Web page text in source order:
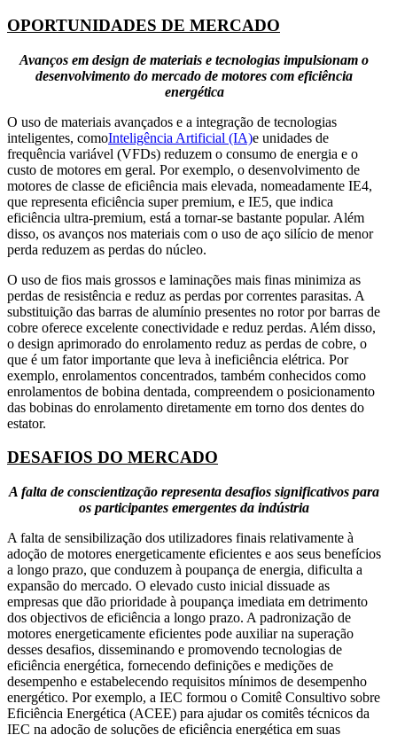
OPORTUNIDADES DE MERCADO
Avanços em design de materiais e tecnologias impulsionam o
desenvolvimento do mercado de motores com eficiência
energética
O uso de materiais avançados e a integração de tecnologias
inteligentes, comoInteligência Artificial (IA)e unidades de
frequência variável (VFDs) reduzem o consumo de energia e o
custo de motores em geral. Por exemplo, o desenvolvimento de
motores de classe de eficiência mais elevada, nomeadamente IE4,
que representa eficiência super premium, e IE5, que indica
eficiência ultra-premium, está a tornar-se bastante popular. Além
disso, os avanços nos materiais com o uso de aço silício de menor
perda reduzem as perdas do núcleo.
O uso de fios mais grossos e laminações mais finas minimiza as
perdas de resistência e reduz as perdas por correntes parasitas. A
substituição das barras de alumínio presentes no rotor por barras de
cobre oferece excelente conectividade e reduz perdas. Além disso,
o design aprimorado do enrolamento reduz as perdas de cobre, o
que é um fator importante que leva à ineficiência elétrica. Por
exemplo, enrolamentos concentrados, também conhecidos como
enrolamentos de bobina dentada, compreendem o posicionamento
das bobinas do enrolamento diretamente em torno dos dentes do
estator.
DESAFIOS DO MERCADO
A falta de conscientização representa desafios significativos para
os participantes emergentes da indústria
A falta de sensibilização dos utilizadores finais relativamente à
adoção de motores energeticamente eficientes e aos seus benefícios
a longo prazo, que conduzem à poupança de energia, dificulta a
expansão do mercado. O elevado custo inicial dissuade as
empresas que dão prioridade à poupança imediata em detrimento
dos objectivos de eficiência a longo prazo. A padronização de
motores energeticamente eficientes pode auxiliar na superação
desses desafios, disseminando e promovendo tecnologias de
eficiência energética, fornecendo definições e medições de
desempenho e estabelecendo requisitos mínimos de desempenho
energético. Por exemplo, a IEC formou o Comitê Consultivo sobre
Eficiência Energética (ACEE) para ajudar os comitês técnicos da
IEC na adoção de soluções de eficiência energética em suas